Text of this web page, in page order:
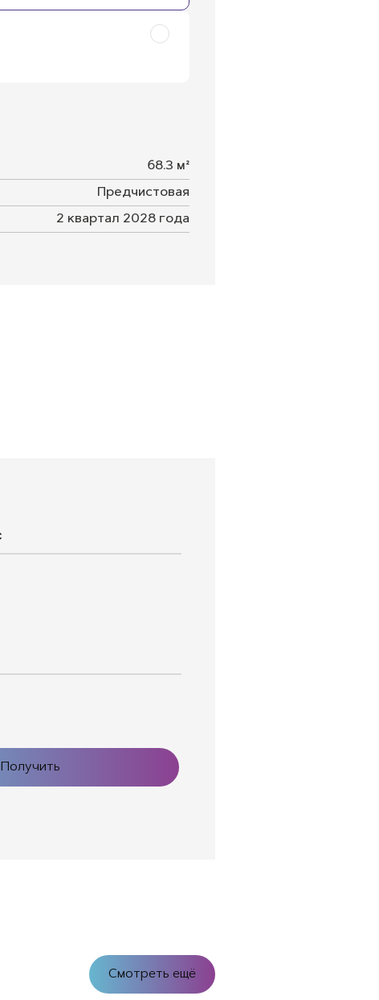
68.3 м²
Предчистовая
2 квартал 2028 года
Получить
Смотреть ещё